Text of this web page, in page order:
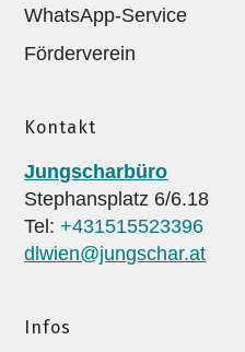
WhatsApp-Service
Förderverein
Kontakt
Jungscharbüro
Stephansplatz 6/6.18
Tel:+431515523396
dlwien@jungschar.at
Infos